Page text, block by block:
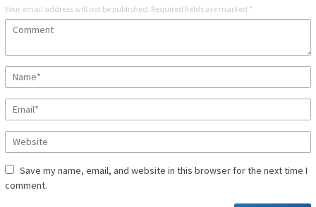
Your email address will not be published. Required fields are marked *
Save my name, email, and website in this browser for the next time I
comment.